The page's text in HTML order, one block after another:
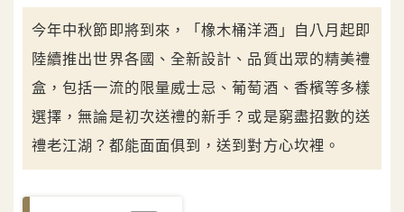
今年中秋節即將到來，「橡木桶洋酒」自八月起即
陸續推出世界各國、全新設計、品質出眾的精美禮
盒，包括一流的限量威士忌、葡萄酒、香檳等多樣
選擇，無論是初次送禮的新手？或是窮盡招數的送
禮老江湖？都能面面俱到，送到對方心坎裡。